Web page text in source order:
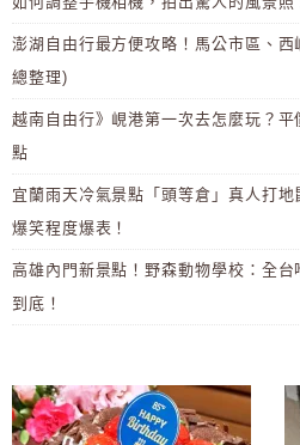
澎湖自由行最方便攻略！馬公市區、
總整理)
越南自由行》峴港第一次去怎麼玩？
點
宜蘭雨天冷氣景點「頭等倉」真人打
爆笑程度爆表！
高雄內門新景點！野森動物學校：全
到底！